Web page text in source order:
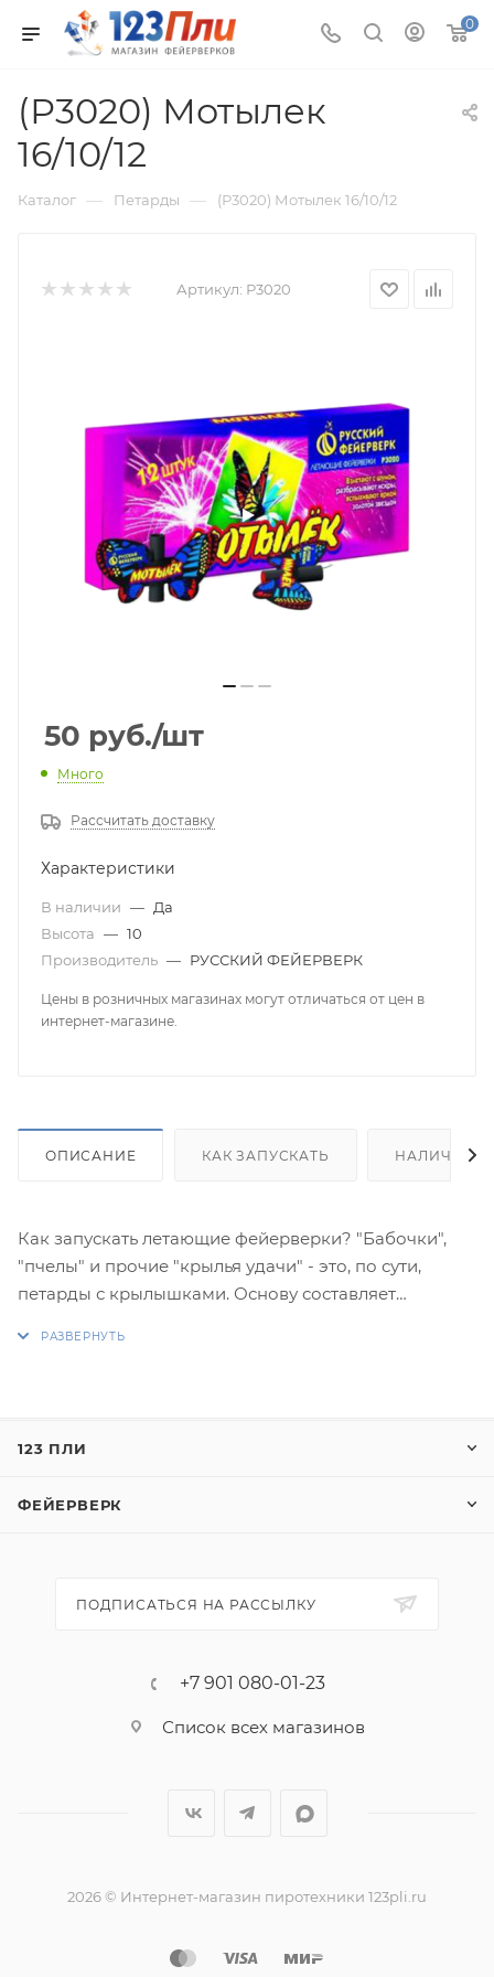
0
(Р3020) Мотылек
16/10/12
Каталог — Петарды — (Р3020) Мотылек 16/10/12
Артикул: Р3020
50 руб./шт
Много
Рассчитать доставку
Характеристики
В наличии — Да
Высота — 10
Производитель — РУССКИЙ ФЕЙЕРВЕРК
Цены в розничных магазинах могут отличаться от цен в
интернет-магазине.
ОПИСАНИЕ КАК ЗАПУСКАТЬ НАЛИЧИЕ
Как запускать летающие фейерверки? "Бабочки",
"пчелы" и прочие "крылья удачи" - это, по сути,
петарды с крылышками. Основу составляет
волшебству, летающий фейерверк устремится в
хлопком взорвется.
вспыхивает яркой золотой звездой.
123 ПЛИ
ФЕЙЕРВЕРК
ПОДПИСАТЬСЯ НА РАССЫЛКУ
+7 901 080-01-23
Список всех магазинов
2026 © Интернет-магазин пиротехники 123pli.ru